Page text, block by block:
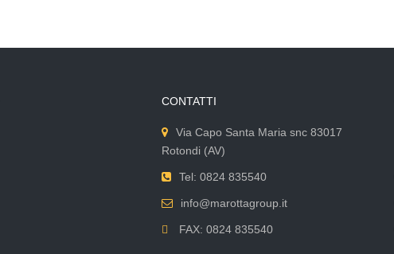
CONTATTI
Via Capo Santa Maria snc 83017
Rotondi (AV)
Tel: 0824 835540
info@marottagroup.it
FAX: 0824 835540